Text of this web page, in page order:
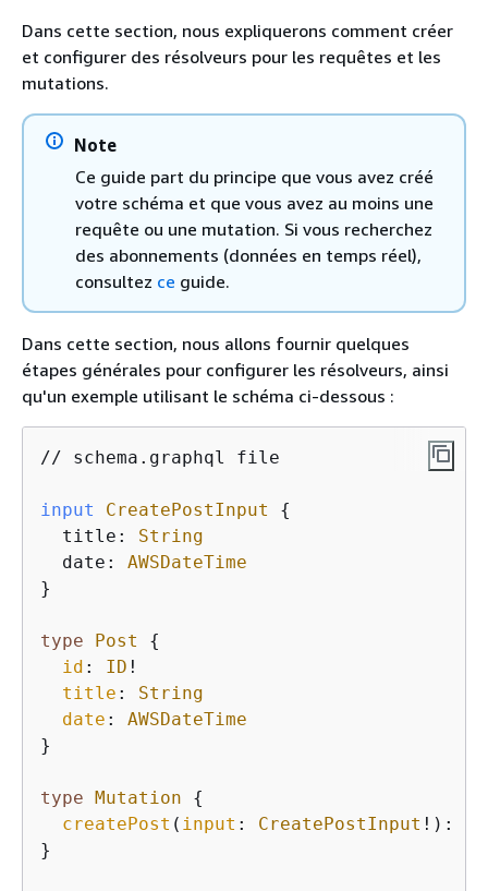
Dans cette section, nous expliquerons comment créer
et configurer des résolveurs pour les requêtes et les
mutations.
Note
Ce guide part du principe que vous avez créé
votre schéma et que vous avez au moins une
requête ou une mutation. Si vous recherchez
des abonnements (données en temps réel),
consultez ce guide.
Dans cette section, nous allons fournir quelques
étapes générales pour configurer les résolveurs, ainsi
qu'un exemple utilisant le schéma ci-dessous :
// schema.graphql file
input CreatePostInput
{
  title:
String
  date:
AWSDateTime
}
type Post
{
id : ID !
title : String
date : AWSDateTime
}
type Mutation
{
createPost ( input : CreatePostInput !):
}